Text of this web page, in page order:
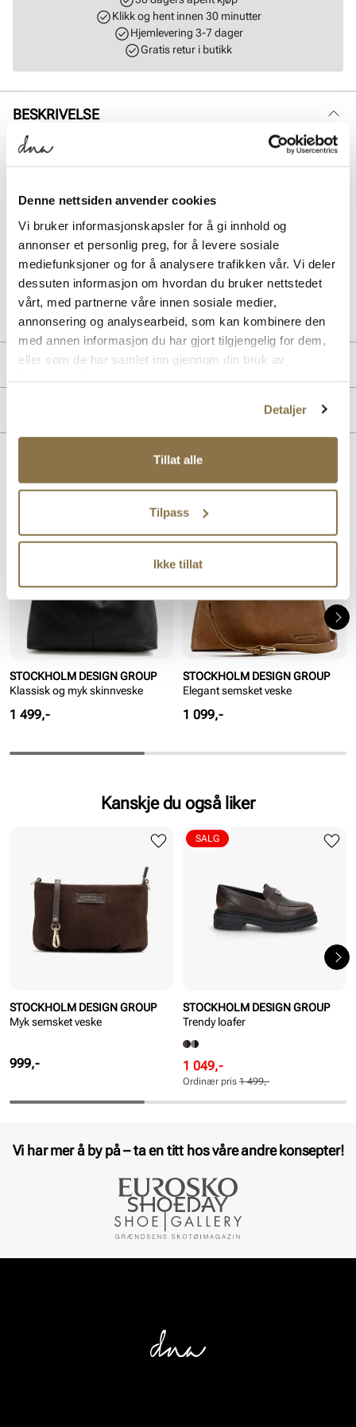
Denne nettsiden anvender cookies
Vi bruker informasjonskapsler for å gi innhold og
annonser et personlig preg, for å levere sosiale
mediefunksjoner og for å analysere trafikken vår. Vi deler
dessuten informasjon om hvordan du bruker nettstedet
vårt, med partnerne våre innen sosiale medier,
annonsering og analysearbeid, som kan kombinere den
med annen informasjon du har gjort tilgjengelig for dem,
eller som de har samlet inn gjennom din bruk av
Detaljer
Tillat alle
Tilpass
Ikke tillat
Klikk og hent innen 30 minutter
Hjemlevering 3-7 dager
Gratis retur i butikk
BESKRIVELSE
Klassisk veske i mykt semsket skinn som kombinerer stil med
du trenger. I tillegg har den en smart, liten sidelomme på innsiden
som passer perfekt til mobil eller småting du vil ha lett tilgjengelig.
Vesken lukkes enkelt med en praktisk trykk-/magnetknapp på
innsiden. Mål: L = 40 cm, H = 32 cm, B = 10 cm.
Art. nr.
8040
PRODUKTDETALJER
STOCKHOLM DESIGN GROUP
Klassisk og myk skinnveske
Pris
1 499,-
STOCKHOLM DESIGN GROUP
Elegant semsket veske
Pris
1 099,-
Kanskje du også liker
STOCKHOLM DESIGN GROUP
Myk semsket veske
Pris
999,-
STOCKHOLM DESIGN GROUP
Trendy loafer
Rabattert
pris
Pris
1 049,-
Ordinær
pris
Pris
Ordinær pris 1 499,-
SALG
Vi har mer å by på – ta en titt hos våre andre konsepter!